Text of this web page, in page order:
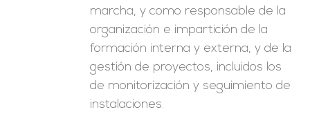
marcha, y como responsable de la
organización e impartición de la
formación interna y externa, y de la
gestión de proyectos, incluidos los
de monitorización y seguimiento de
instalaciones.